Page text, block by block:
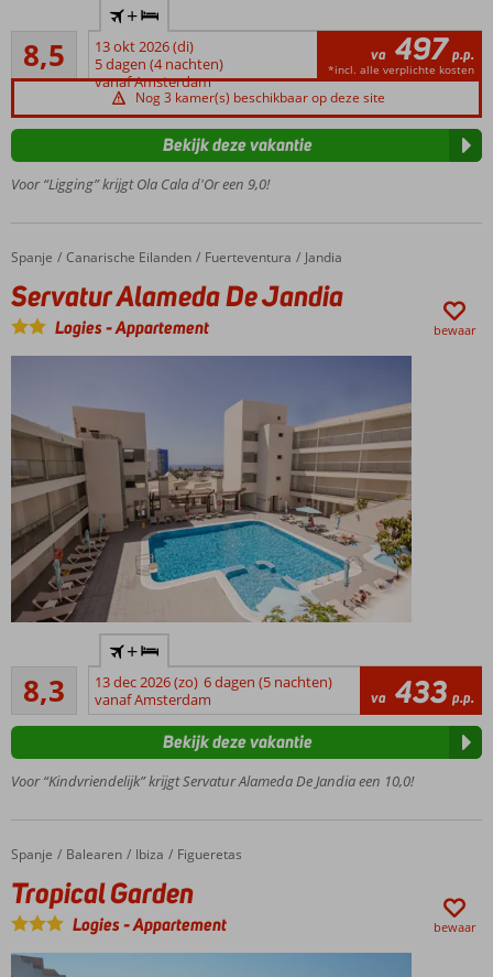
min. lopen
van het
zandstrand
Verschillende
andere fraaie
strandjes in
de directe
omgeving
tuin met
prachtig
Perfect
voor
8,5
Aanrader
22
beoordelingen
+
13 okt 2026 (di)
5 dagen (4 nachten)
vanaf Amsterdam
va 497 p.p.
*incl. alle verplichte kosten
Nog 3 kamer(s) beschikbaar op deze site
Voor “Ligging” krijgt Ola Cala d'Or een 9,0!
Bekijk deze vakantie
Home
Spanje Canarische Eilanden Fuerteventura Jandia
Servatur Alameda De Jandia
Servatur Alameda De Jandia
Logies-Appartement bewaar
centrum
en
vlakbij
appartementen
heerlijk
zwembad
Ontbijt of
halfpension
ook
8,3
Zeer goed
15
beoordelingen
+
13 dec 2026 (zo) 6 dagen (5 nachten)
vanaf Amsterdam
va 433 p.p.
Voor “Kindvriendelijk” krijgt Servatur Alameda De Jandia een 10,0!
Bekijk deze vakantie
Home
Spanje Balearen Ibiza Figueretas
Tropical Garden
Tropical Garden
Logies-Appartement bewaar